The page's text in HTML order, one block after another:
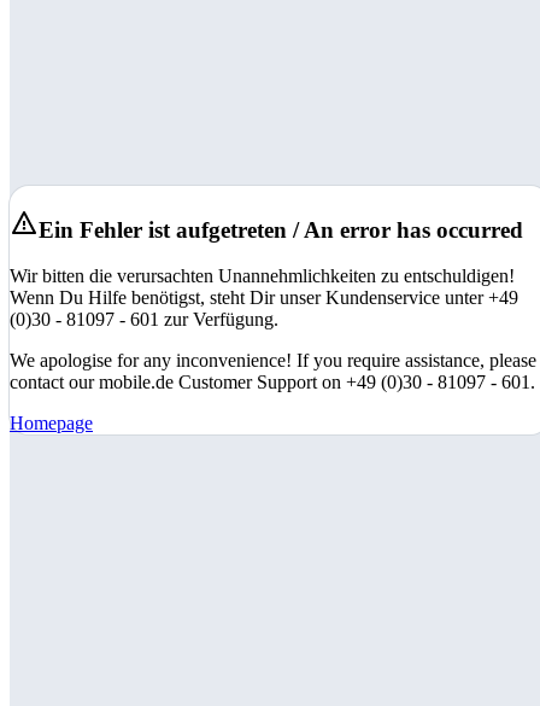
Ein Fehler ist aufgetreten / An error has occurred
Wir bitten die verursachten Unannehmlichkeiten zu entschuldigen!
Wenn Du Hilfe benötigst, steht Dir unser Kundenservice unter +49
(0)30 - 81097 - 601 zur Verfügung.
We apologise for any inconvenience! If you require assistance, please
contact our mobile.de Customer Support on +49 (0)30 - 81097 - 601.
Homepage